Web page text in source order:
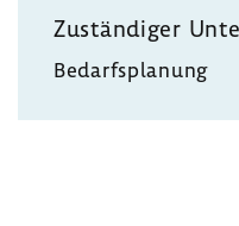
Zuständiger
Bedarfsplanung